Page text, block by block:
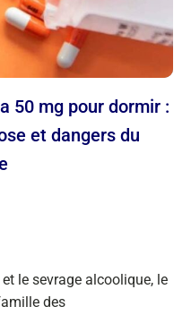
et dangers du
le sevrage alcoolique, le
des